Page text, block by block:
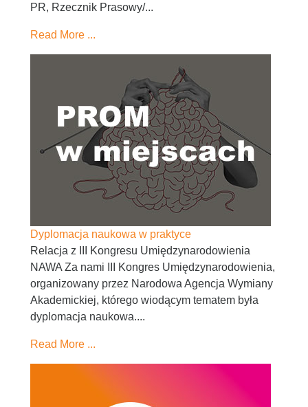
PR, Rzecznik Prasowy/...
Read More ...
Dyplomacja naukowa w praktyce
Relacja z III Kongresu Umiędzynarodowienia
NAWA Za nami III Kongres Umiędzynarodowienia,
organizowany przez Narodowa Agencja Wymiany
Akademickiej, którego wiodącym tematem była
dyplomacja naukowa....
Read More ...